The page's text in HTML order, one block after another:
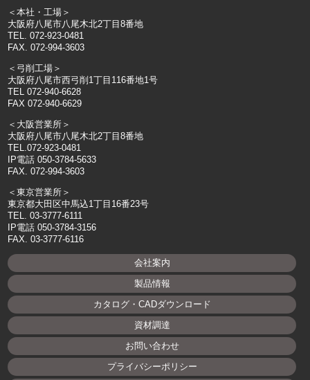
＜本社・工場＞
大阪府八尾市八尾木北2丁目8番地
TEL. 072-923-0481
FAX. 072-994-3603
＜弓削工場＞
大阪府八尾市西弓削1丁目116番地1号
TEL 072-940-6628
FAX 072-940-6629
＜大阪営業所＞
大阪府八尾市八尾木北2丁目8番地
TEL.072-923-0481
IP電話 050-3784-5633
FAX. 072-994-3603
＜東京営業所＞
東京都大田区中馬込1丁目16番23号
TEL. 03-3777-6111
IP電話 050-3784-3156
FAX. 03-3777-6116
会社案内
製品情報
カタログ・CADダウンロード
資材調達
お問い合わせ
プライバシーポリシー